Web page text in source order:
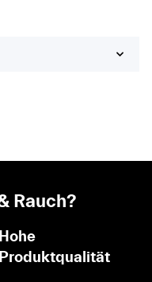
Rauch?
Hohe
Produktqualität